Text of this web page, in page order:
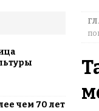
юные
сахара? Что показывают
vs Алматы: два города
чем 70 лет